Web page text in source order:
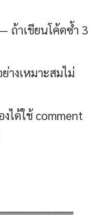
ถ้าเขียนโค้ดซ้ำ 3
างเหมาะสมไม่
ได้ใช้ comment